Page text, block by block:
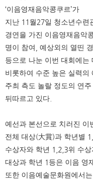
‘이음영재음악콩쿠르’가
지난 11월27일 청소년수련
경연을 가진 이음영재음악
명이 참여
예상외의 열띤
등으로 나눈 이번 대회에는
비롯하여 수준 높은 실력의
주최 측도 놀랄 정도의 연
뒤따르고 있다
예선과 본선으로 치러진 이
전체 대상(大賞)과 학년별
수상자와 학년 1,2,3위 수
대상과 학년 1등은 이음 영
또한 이음예술문화원에서